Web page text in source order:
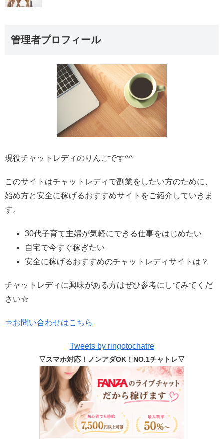
管理者プロフィール
現役チャットレディのりんごです^^
このサイトはチャットレディで副業をしたい方のために、
始め方と安全に稼げるおすすめサイトをご紹介していきま
す。
30代子育て主婦が気軽にできる仕事をはじめたい
自宅で今すぐ稼ぎたい
安全に稼げるおすすめのチャットレディサイトは？
チャットレディに興味がある方はぜひ参考にしてみてくだ
さい☆
⇒お問い合わせはこちら
Tweets by ringotochatre
▽スマホ対応！ノンアダOK！NO.1チャトレ▽